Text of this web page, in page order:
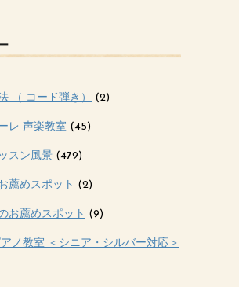
（ コード弾き） (2)
レ 声楽教室 (45)
スン風景 (479)
薦めスポット (2)
お薦めスポット (9)
ノ教室 ＜シニア・シルバー対応＞